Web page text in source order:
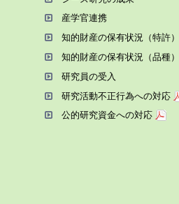
産学官連携
知的財産の保有状況（特許）
知的財産の保有状況（品種）
研究員の受⼊
研究活動不正⾏為への対応
公的研究資金への対応